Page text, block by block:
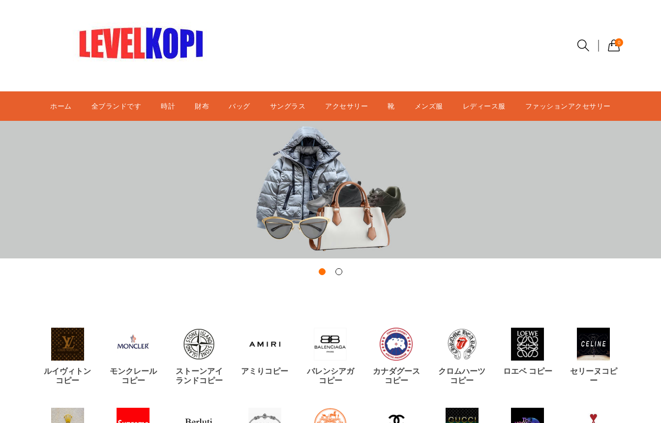
0
ホーム 全ブランドです 時計 財布 バッグ サングラス アクセサリー 靴 メンズ服 レディース服 ファッションアクセサリー
ルイヴィトン
コピー
モンクレール
コピー
ストーンアイ
ランドコピー
アミりコピー
バレンシアガ
コピー
カナダグース
コピー
クロムハーツ
コピー
ロエベ コピー
セリーヌコピ
ー